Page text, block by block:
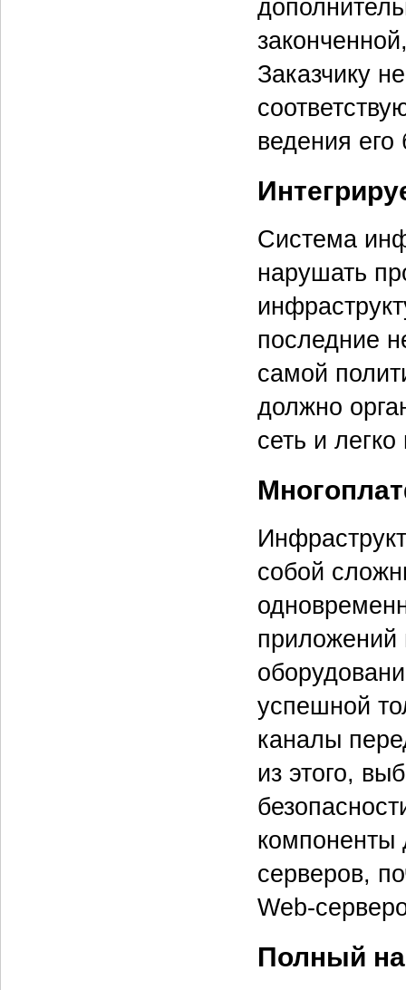
Заказчику
ведения его
Система
нарушать
последние
самой
должно
сеть и
собой
приложений
успешной
каналы
из этого,
компоненты
серверов,
Web-
Полный